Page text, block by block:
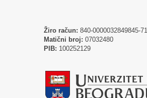
Žiro račun: 840-0000032849845-71
Matični broj: 07032480
PIB: 100252129